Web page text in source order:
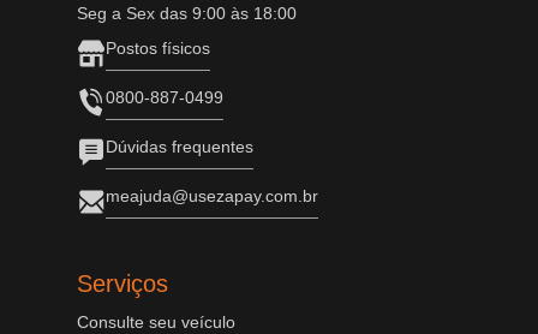
Seg a Sex das 9:00 às 18:00
Postos físicos
0800-887-0499
Dúvidas frequentes
meajuda@usezapay.com.br
Serviços
Consulte seu veículo